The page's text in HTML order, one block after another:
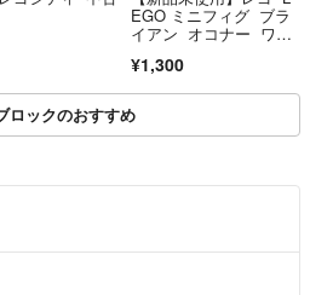
EGO ミニフィグ ブラ
イアン オコナー ワイ
¥1,300
ロックのおすすめ